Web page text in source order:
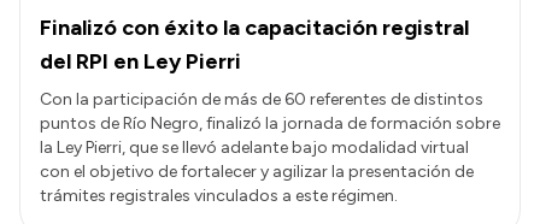
Finalizó con éxito la capacitación registral
del RPI en Ley Pierri
Con la participación de más de 60 referentes de distintos
puntos de Río Negro, finalizó la jornada de formación sobre
la Ley Pierri, que se llevó adelante bajo modalidad virtual
con el objetivo de fortalecer y agilizar la presentación de
trámites registrales vinculados a este régimen.